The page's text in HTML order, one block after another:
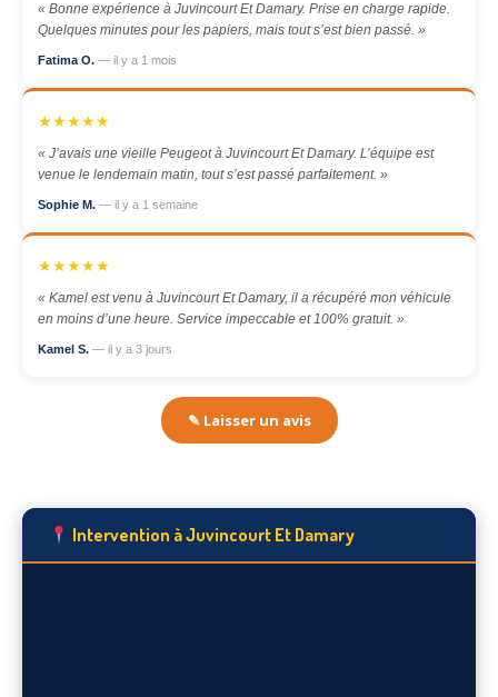
« Bonne expérience à Juvincourt Et Damary. Prise en charge rapide.
Quelques minutes pour les papiers, mais tout s’est bien passé. »
Fatima O. — il y a 1 mois
★★★★★
« J’avais une vieille Peugeot à Juvincourt Et Damary. L’équipe est
venue le lendemain matin, tout s’est passé parfaitement. »
Sophie M. — il y a 1 semaine
★★★★★
« Kamel est venu à Juvincourt Et Damary, il a récupéré mon véhicule
en moins d’une heure. Service impeccable et 100% gratuit. »
Kamel S. — il y a 3 jours
✎ Laisser un avis
Intervention à Juvincourt Et Damary